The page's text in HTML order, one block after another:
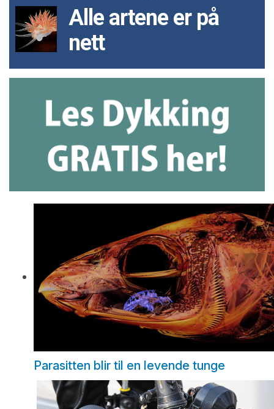
Alle artene er på
nett
Parasitten blir til en levende tunge